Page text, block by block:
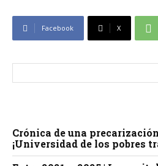
Facebook X
Crónica de una
¡Universidad de los pobres